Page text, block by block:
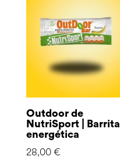
Outdoor de
NutriSport | Barrita
energética
28,00€